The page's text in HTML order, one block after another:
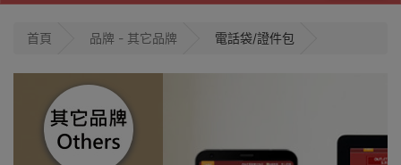
首頁 品牌 - 其它品牌 電話袋/證件包